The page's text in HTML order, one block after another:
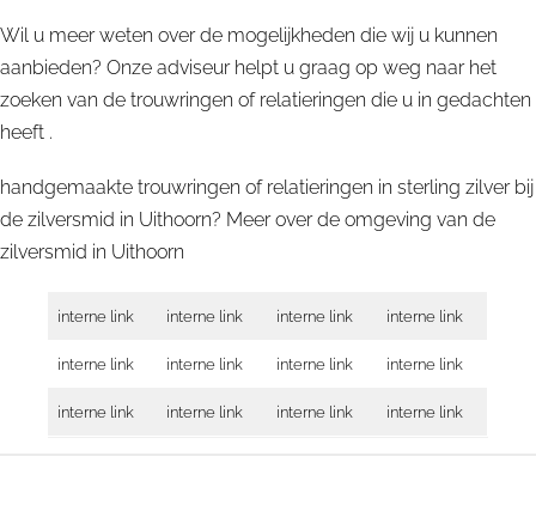
Wil u meer weten over de mogelijkheden die wij u kunnen
aanbieden? Onze adviseur helpt u graag op weg naar het
zoeken van de trouwringen of relatieringen die u in gedachten
heeft .
handgemaakte trouwringen of relatieringen in sterling zilver bij
de zilversmid in Uithoorn? Meer over de omgeving van de
zilversmid in Uithoorn
interne link interne link interne link interne link
interne link interne link interne link interne link
interne link interne link interne link interne link